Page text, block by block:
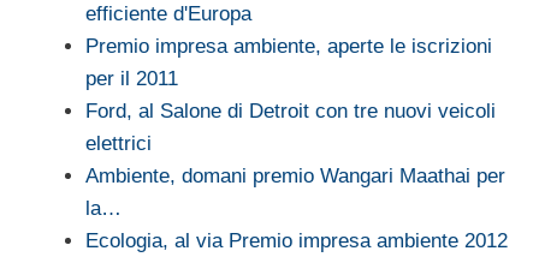
efficiente d'Europa
Premio impresa ambiente, aperte le iscrizioni
per il 2011
Ford, al Salone di Detroit con tre nuovi veicoli
elettrici
Ambiente, domani premio Wangari Maathai per
la…
Ecologia, al via Premio impresa ambiente 2012